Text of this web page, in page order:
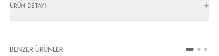
ÜRÜN DETAYI
BENZER ÜRÜNLER